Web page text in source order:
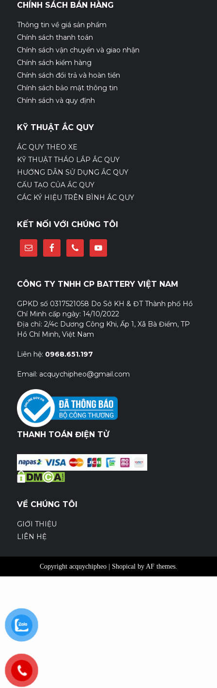
CHÍNH SÁCH BÁN HÀNG
Thông tin về giá sản phẩm
Chính sách thanh toán
Chính sách vận chuyển và giao nhận
Chính sách kiểm hàng
Chính sách đổi trả và hoàn tiền
Chính sách bảo mật thông tin
Chính sách và quy định
KỸ THUẬT ẮC QUY
ẮC QUY THEO XE
KỸ THUẬT THÁO LẮP ẮC QUY
HƯỚNG DẪN SỬ DỤNG ẮC QUY
CẤU TẠO CỦA ẮC QUY
CÁC KÝ HIỆU TRÊN BÌNH ẮC QUY
KẾT NỐI VỚI CHÚNG TÔI
CÔNG TY TNHH CP BATTERY VIỆT NAM
GPKD số 0317521058 Do Sở KH & ĐT Thành phố Hồ
Chí Minh cấp ngày: 14/10/2022
Địa chỉ: 2/4c Dương Công Khi, Ấp 1, Xã Bà Điểm, TP
Hồ Chí Minh, Việt Nam
Liên hệ: 0968.651.197
Email: acquychipheo@gmail.com
THANH TOÁN ĐIỆN TỬ
VỀ CHÚNG TÔI
GIỚI THIỆU
LIÊN HỆ
Copyright acquychipheo Shopical by AF themes.